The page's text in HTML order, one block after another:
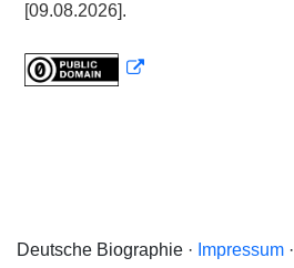
[09.08.2026].
Deutsche Biographie · Impressum·